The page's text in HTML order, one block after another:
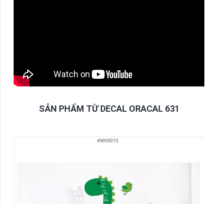
SẢN PHẨM TỪ DECAL ORACAL 631